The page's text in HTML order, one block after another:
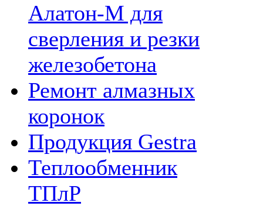
Алатон-М для
сверления и резки
железобетона
Ремонт алмазных
коронок
Продукция Gestra
Теплообменник
ТПлР